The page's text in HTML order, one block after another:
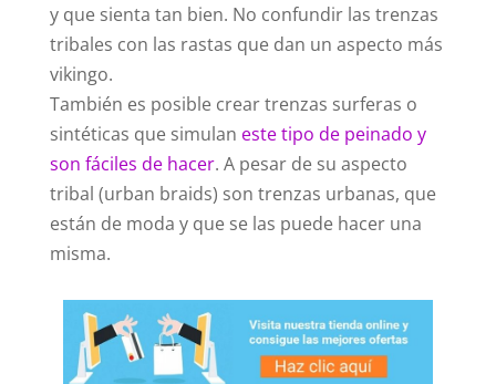
y que sienta tan bien. No confundir las trenzas
tribales con las rastas que dan un aspecto más
vikingo.
También es posible crear trenzas surferas o
sintéticas que simulan este tipo de peinado y
son fáciles de hacer. A pesar de su aspecto
tribal (urban braids) son trenzas urbanas, que
están de moda y que se las puede hacer una
misma.